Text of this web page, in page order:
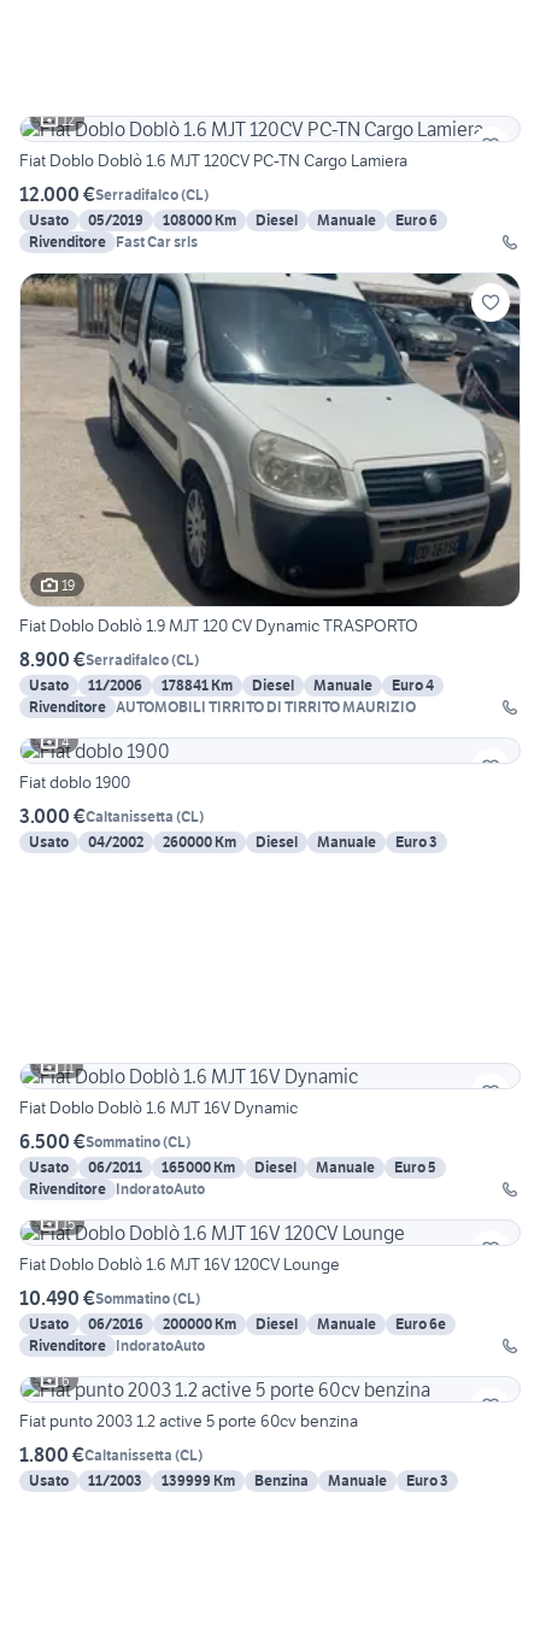
12
Fiat Doblo Doblò 1.6 MJT 120CV PC-TN Cargo Lamiera
12.000 €Serradifalco(CL)
Usato
05/2019 108000 Km Diesel Manuale
Euro 6
Rivenditore Fast Car srls
19
Fiat Doblo Doblò 1.9 MJT 120 CV Dynamic TRASPORTO
8.900 €Serradifalco(CL)
Usato
11/2006 178841 Km Diesel Manuale
Euro 4
Rivenditore AUTOMOBILI TIRRITO DI TIRRITO MAURIZIO
4
Fiat doblo 1900
3.000 €Caltanissetta (CL)
Usato
04/2002 260000 Km Diesel Manuale Euro 3
11
Fiat Doblo Doblò 1.6 MJT 16V Dynamic
6.500 €Sommatino(CL)
Usato
06/2011 165000 Km Diesel Manuale
Euro 5
Rivenditore IndoratoAuto
15
Fiat Doblo Doblò 1.6 MJT 16V 120CV Lounge
10.490 €Sommatino(CL)
Usato
06/2016 200000 Km Diesel Manuale
Euro 6e
Rivenditore IndoratoAuto
6
Fiat punto 2003 1.2 active 5 porte 60cv benzina
1.800 €Caltanissetta (CL)
Usato
11/2003 139999 Km Benzina Manuale Euro 3